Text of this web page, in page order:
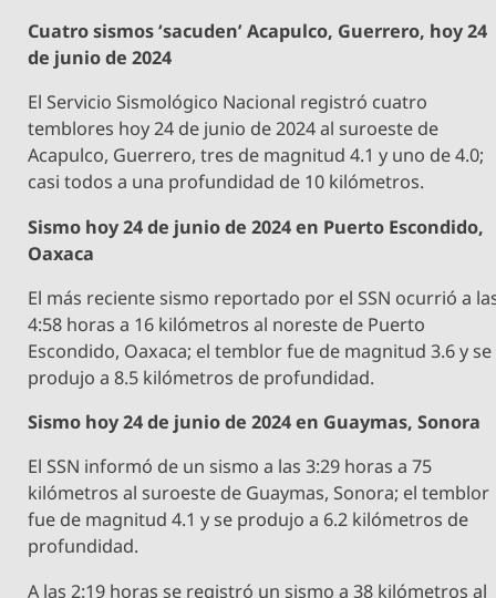
Cuatro sismos ‘sacuden’ Acapulco, Guerrero, hoy 24
de junio de 2024
El Servicio Sismológico Nacional registró cuatro
temblores hoy 24 de junio de 2024 al suroeste de
Acapulco, Guerrero, tres de magnitud 4.1 y uno de 4.0;
casi todos a una profundidad de 10 kilómetros.
Sismo hoy 24 de junio de 2024 en Puerto Escondido,
Oaxaca
El más reciente sismo reportado por el SSN ocurrió a
4:58 horas a 16 kilómetros al noreste de Puerto
Escondido, Oaxaca; el temblor fue de magnitud 3.6 y se
produjo a 8.5 kilómetros de profundidad.
Sismo hoy 24 de junio de 2024 en Guaymas, Sonora
El SSN informó de un sismo a las 3:29 horas a 75
kilómetros al suroeste de Guaymas, Sonora; el temblor
fue de magnitud 4.1 y se produjo a 6.2 kilómetros de
profundidad.
A las 2:19 horas se registró un sismo a 38 kilómetros al